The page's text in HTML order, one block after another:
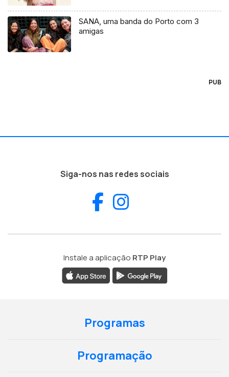
SANA, uma banda do Porto com 3
amigas
PUB
Siga-nos nas redes sociais
Facebook
Instale a aplicação RTP Play
Programas
Programação